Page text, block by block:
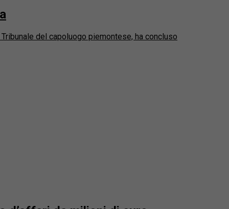
del capoluogo piemontese, ha concluso